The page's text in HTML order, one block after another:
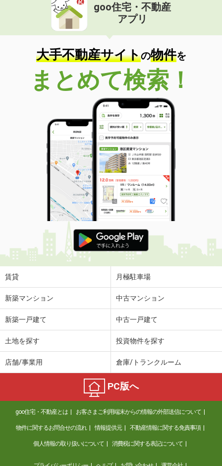
価 格
住 所
鳥取県鳥取市国府町宮下
専有面積 55.47m²
間取り
2LDK
鳥取県米子市皆生新田３
価 格
6.40万円
鳥取県米子市皆生新田３
33.52m²
間取り
1LDK
鳥取県鳥取市賀露町西１
価 格
4.80万円
住 所
鳥取県鳥取市賀露町西１
専有面積 44.82m²
間取り
2DK
鳥取県米子市両三柳
価 格
4.60万円
住 所
鳥取県米子市両三柳
専有面積
鳥取県倉吉市福守町
5.15万円
鳥取県倉吉市福守町
5.05万円
住 所
鳥取県倉吉市福守町
専有面積 52.38m²
間取り
1LDK
鳥取県東伯郡琴浦町大字八橋
goo住宅・不動産
アプリ
大手不動産サイトの物件を
まとめて検索！
賃貸 月極駐車場
新築マンション 中古マンション
新築一戸建て 中古一戸建て
土地を探す 投資物件を探す
店舗/事業用 倉庫/トランクルーム
PC版へ
goo住宅・不動産とは お客さまご利用端末からの情報の外部送信について
物件に関するお問合せの流れ 情報提供元 不動産情報に関する免責事項
個人情報の取り扱いについて 消費税に関する表記について